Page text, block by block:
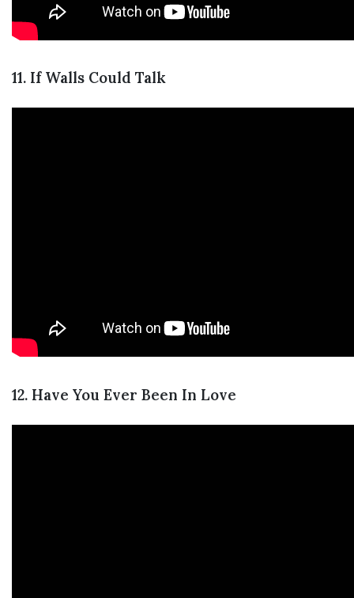
11. If Walls Could Talk
12. Have You Ever Been In Love